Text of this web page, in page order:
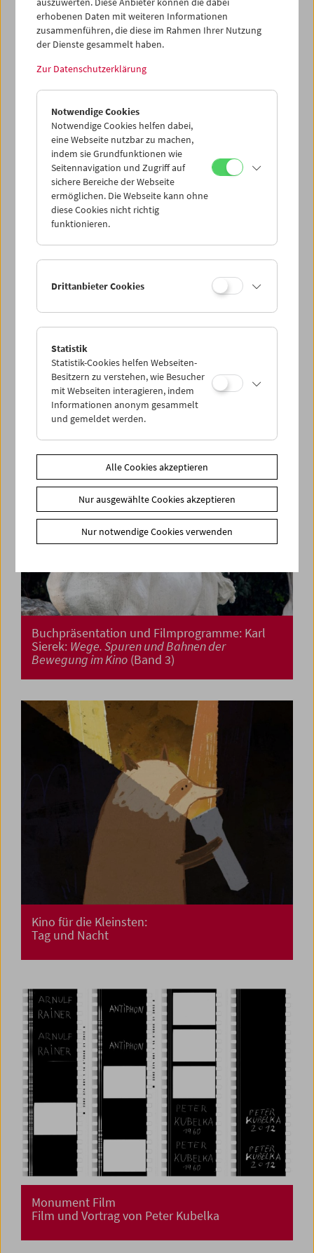
Gustav Deutsch
Rage, Racism, Reggae, Resistance
Pioneers of Black British Cinema
Buchpräsentation und Filmprogramme: Karl
Sierek: Wege. Spuren und Bahnen der
Bewegung im Kino (Band 3)
Kino für die Kleinsten:
Tag und Nacht
Monument Film
Film und Vortrag von Peter Kubelka
erhobenen Daten mit weiteren Informationen
zusammenführen, die diese im Rahmen Ihrer Nutzung
der Dienste gesammelt haben.
Zur Datenschutzerklärung
Notwendige Cookies
Notwendige Cookies helfen dabei,
eine Webseite nutzbar zu machen,
indem sie Grundfunktionen wie
Seitennavigation und Zugriff auf
sichere Bereiche der Webseite
ermöglichen. Die Webseite kann ohne
diese Cookies nicht richtig
funktionieren.
Drittanbieter Cookies
Statistik
Statistik-Cookies helfen Webseiten-
Besitzern zu verstehen, wie Besucher
mit Webseiten interagieren, indem
Informationen anonym gesammelt
und gemeldet werden.
Alle Cookies akzeptieren
Nur ausgewählte Cookies akzeptieren
Nur notwendige Cookies verwenden